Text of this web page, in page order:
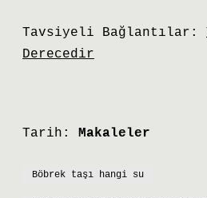
Tavsiyeli Bağlantılar:
Derecedir
Tarih: Makaleler
Böbrek taşı hangi su